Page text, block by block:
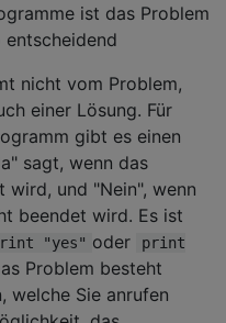
ist das Problem
entscheidend
nicht vom Problem,
einer Lösung. Für
gibt es einen
sagt, wenn das
wird, und "Nein", wenn
beendet wird. Es ist
"yes" oder
print
Problem besteht
welche Sie anrufen